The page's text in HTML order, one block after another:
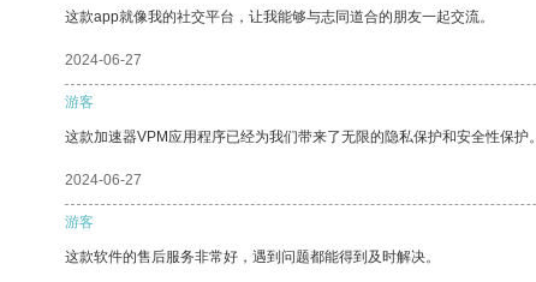
这款app就像我的社交平台，让我能够与志同道合的朋友一起交流。
2024-06-27
游客
这款加速器VPM应用程序已经为我们带来了无限的隐私保护和安全性保护。
2024-06-27
游客
这款软件的售后服务非常好，遇到问题都能得到及时解决。